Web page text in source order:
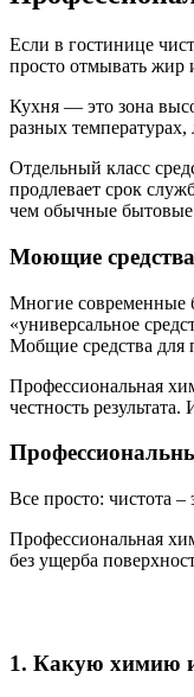
Если в гостинице
просто отмывать жир
Кухня — это зона
разных
Отдельный класс
продлевает срок
чем обычные
Моющие
Многие современные
«универсальное
Мобщие средства для
Профессиональная
честность
Все просто: чистота
Профессиональная
без ущерба
1. Какую химию